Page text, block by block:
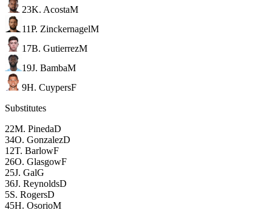
23K. AcostaM
11P. ZinckernagelM
17B. GutierrezM
19J. BambaM
9H. CuypersF
Substitutes
22M. PinedaD
34O. GonzalezD
12T. BarlowF
26O. GlasgowF
25J. GalG
36J. ReynoldsD
5S. RogersD
45H. OsorioM